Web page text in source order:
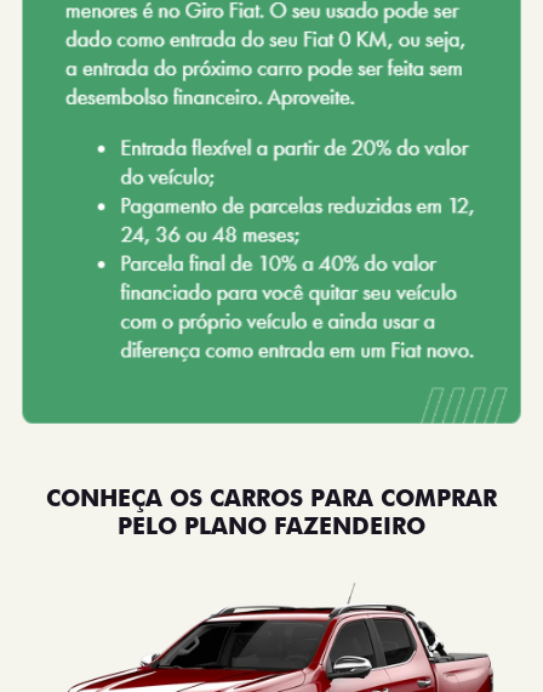
CONHEÇA OS CARROS PARA COMPRAR
PELO PLANO FAZENDEIRO